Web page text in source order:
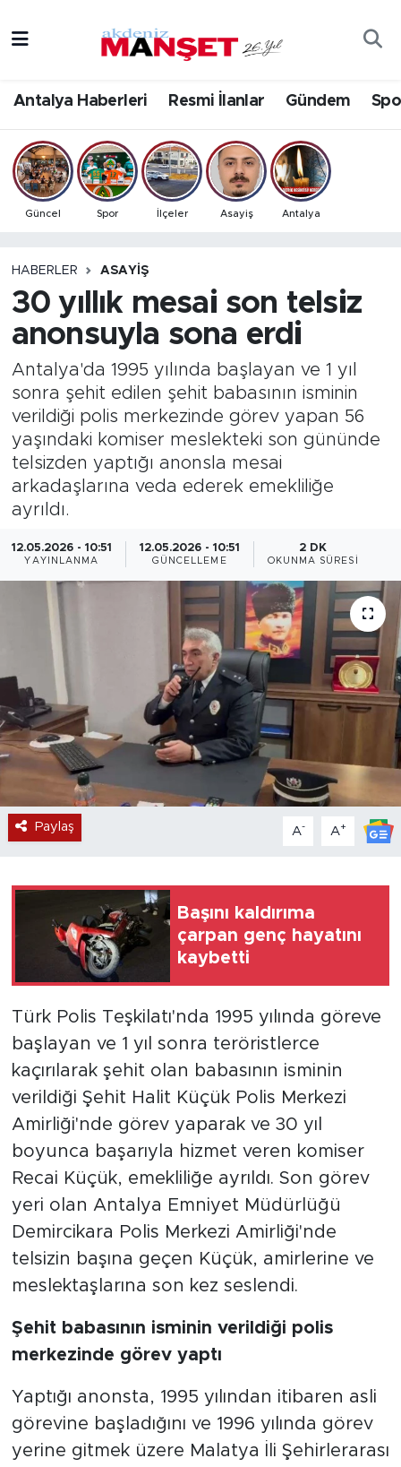
Antalya Haberleri Resmi İlanlar Gündem
Güncel Spor İlçeler Asayiş Antalya
HABERLER ASAYIŞ
30 yıllık mesai son telsiz
anonsuyla sona erdi
Antalya'da 1995 yılında başlayan ve 1 yıl
sonra şehit edilen şehit babasının isminin
verildiği polis merkezinde görev yapan 56
yaşındaki komiser meslekteki son gününde
telsizden yaptığı anonsla mesai
arkadaşlarına veda ederek emekliliğe
ayrıldı.
12.05.2026 - 10:51
YAYINLANMA
12.05.2026 - 10:51
GÜNCELLEME
2 DK
OKUNMA SÜRESI
Paylaş A- A+
Başını kaldırıma
çarpan genç hayatını
kaybetti
Türk Polis Teşkilatı'nda 1995 yılında göreve
başlayan ve 1 yıl sonra teröristlerce
kaçırılarak şehit olan babasının isminin
verildiği Şehit Halit Küçük Polis Merkezi
Amirliği'nde görev yaparak ve 30 yıl
boyunca başarıyla hizmet veren komiser
Recai Küçük, emekliliğe ayrıldı. Son görev
yeri olan Antalya Emniyet Müdürlüğü
Demircikara Polis Merkezi Amirliği'nde
telsizin başına geçen Küçük, amirlerine ve
meslektaşlarına son kez seslendi.
Şehit babasının isminin verildiği polis
merkezinde görev yaptı
Yaptığı anonsta, 1995 yılından itibaren asli
görevine başladığını ve 1996 yılında görev
yerine gitmek üzere Malatya İli Şehirlerarası
Bilim & Teknoloji
Eğitim
Ekonomi
Gündem
İlçeler
Kültür- Sanat
Magazin
Özel Haber
Resmi İlanlar
Sağlık
Spor
Turizm
Antalya Hava Durumu
Antalya Namaz Vakitleri
Antalya Trafik Yoğunluk Haritası
Tüm Manşetler
Son Dakika Haberleri
Haber Arşivi